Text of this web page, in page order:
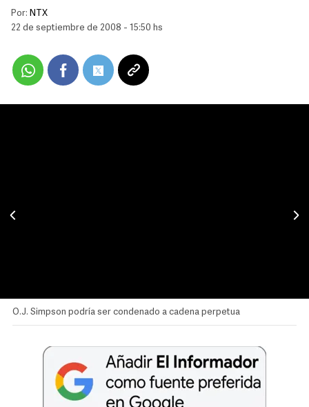
Por: NTX
22 de septiembre de 2008 - 15:50 hs
O.J. Simpson podría ser condenado a cadena perpetua